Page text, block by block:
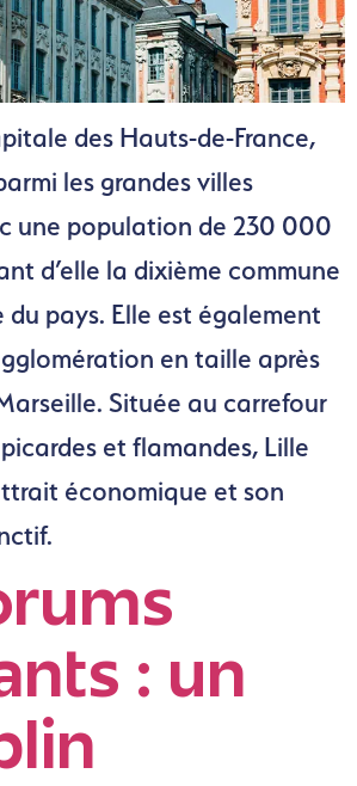
des Hauts-de-France,
les grandes villes
une population de 230 000
d’elle la dixième commune
du pays. Elle est également
en taille après
Située au carrefour
et flamandes, Lille
économique et son
: un